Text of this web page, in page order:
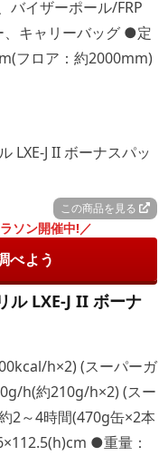
バイザーポール/FRP
キャリーバッグ ●定
フロア：約2000mm)
この商品を見る
ソン開催中!／
べよう
ル LXE-J II ボーナ
h×2) (スーパーガ
h(約210g/h×2) (スー
2～4時間(470g缶×2本
●重量：